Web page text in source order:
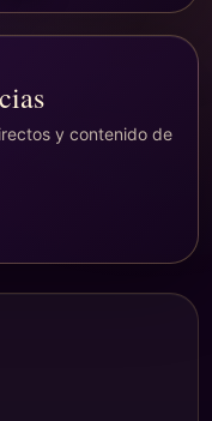
y contenido de